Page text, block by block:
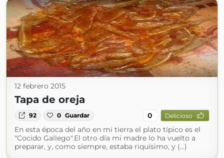
12 febrero 2015
Tapa de oreja
92 0 Guardar 0 Delicioso
En esta época del año en mi tierra el plato típico es el
"Cocido Gallego".El otro día mi madre lo ha vuelto a
preparar, y, como siempre, estaba riquísimo, y (...)